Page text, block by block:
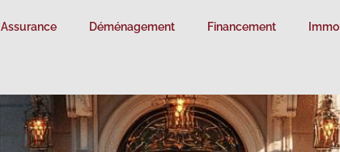
Assurance Déménagement Financement Immo